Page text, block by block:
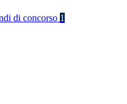
di concorso 1